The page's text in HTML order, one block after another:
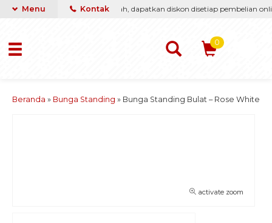
berikan yang terbaik & termurah, dapatkan diskon disetiap pembelian
Menu Kontak
0
Beranda » Bunga Standing » Bunga Standing Bulat – Rose White
activate zoom